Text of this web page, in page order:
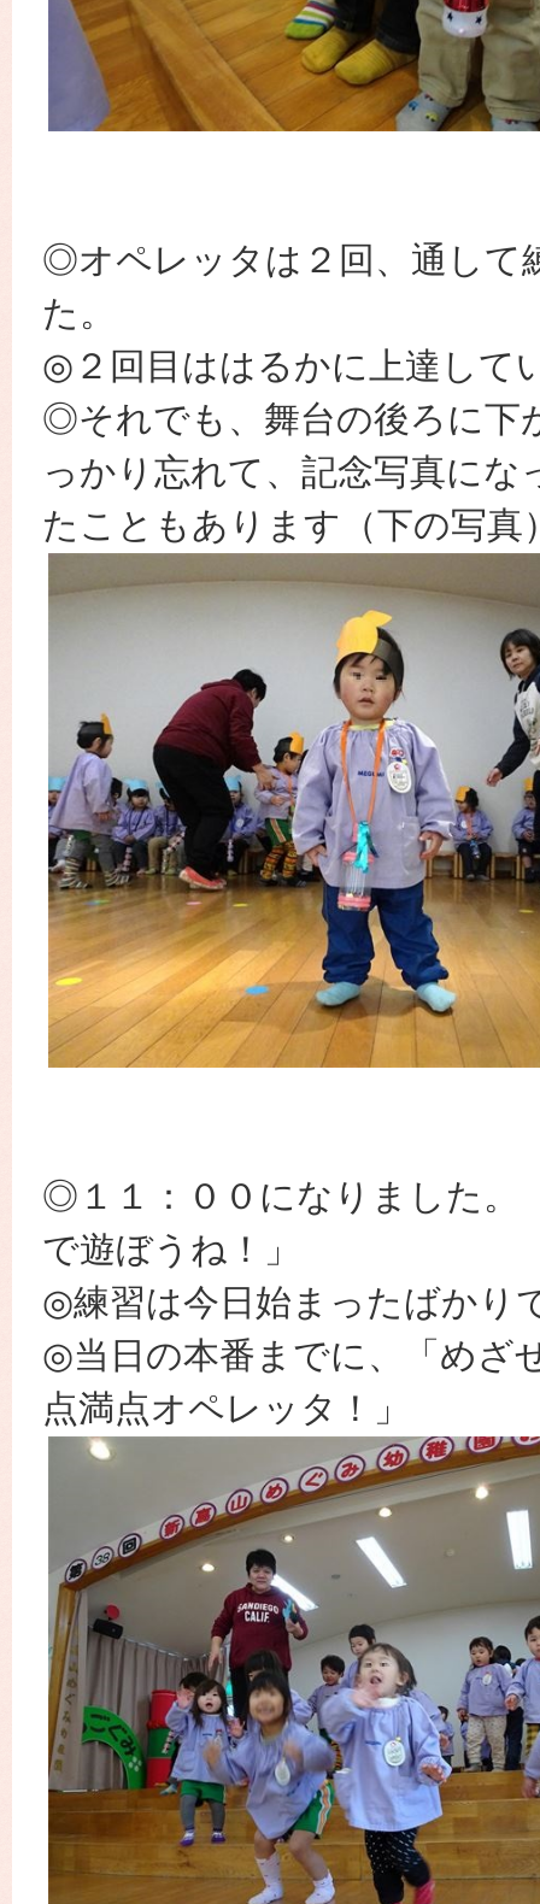
◎オペレッタは２回、通して
た。
◎２回目ははるかに上達して
◎それでも、舞台の後ろに下
っかり忘れて、記念写真にな
たこともあります（下の写真
◎１１：００になりました。
で遊ぼうね！」
◎練習は今日始まったばかり
◎当日の本番までに、「め
点満点オペレッタ！」